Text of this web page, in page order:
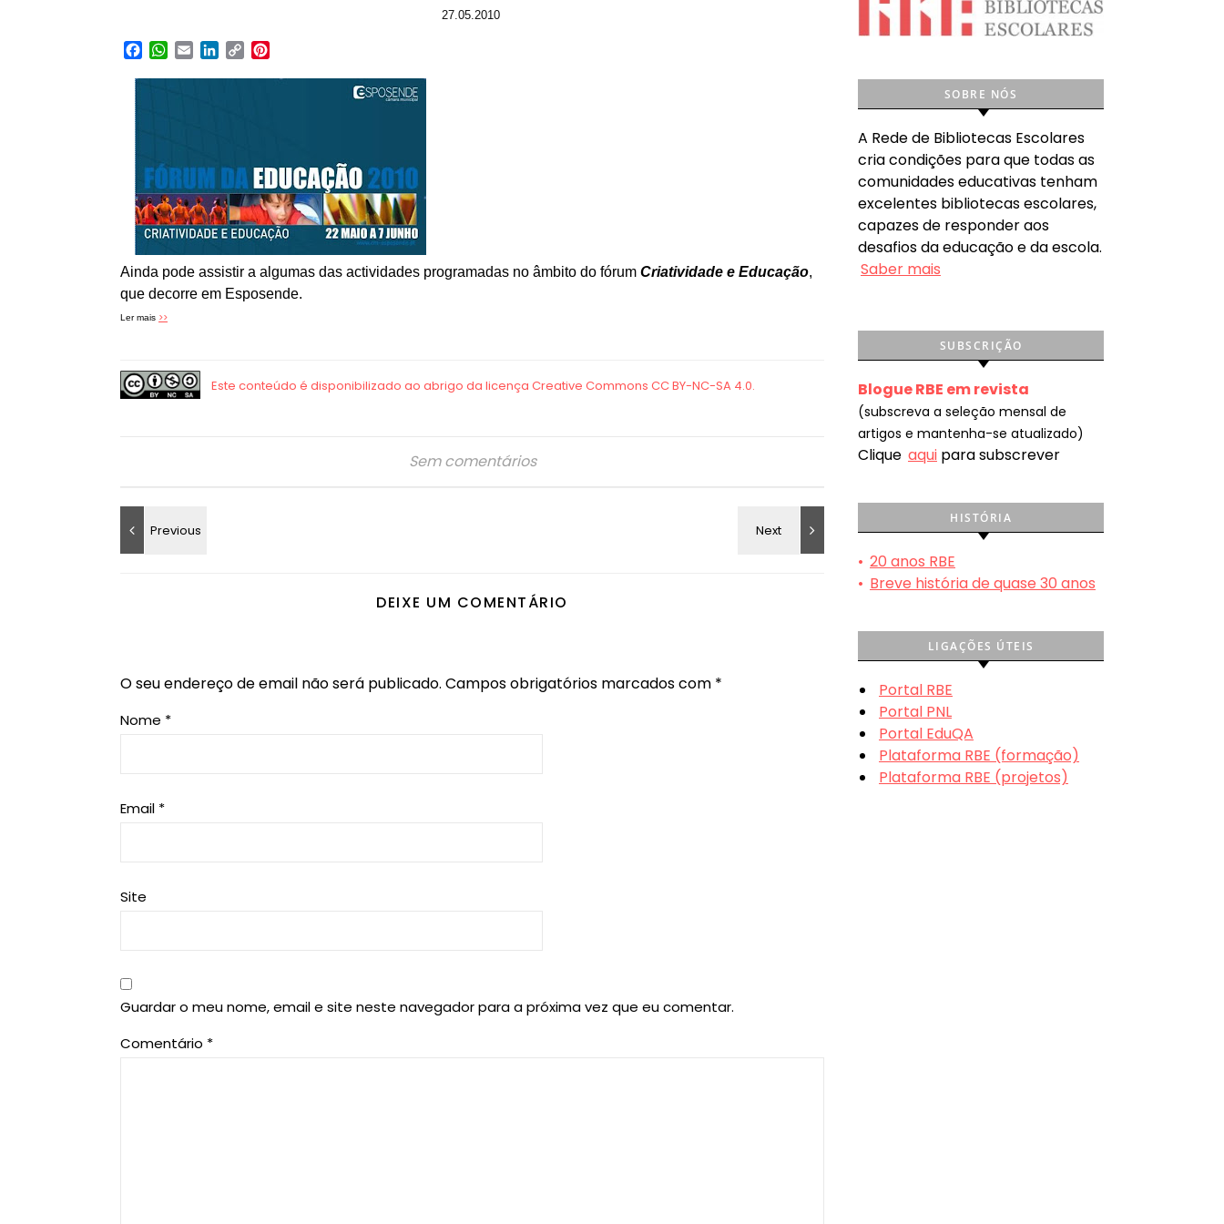
27.05.2010
Facebook
WhatsApp
EmailLinkedIn
Copy
Ainda pode assistir a algumas das actividades programadas no âmbito do fórum Criatividade e Educação,
que decorre em Esposende.
Ler mais >>
Sem comentários
DEIXE UM COMENTÁRIO
O seu endereço de email não será publicado. Campos obrigatórios marcados com *
Nome *
Email *
Site
Guardar o meu nome, email e site neste navegador para a próxima vez que eu comentar.
Comentário *
SOBRE NÓS
A Rede de Bibliotecas Escolares
cria condições para que todas as
comunidades educativas tenham
excelentes bibliotecas escolares,
capazes de responder aos
desafios da educação e da escola.
Saber mais
SUBSCRIÇÃO
Blogue RBE em revista
(subscreva a seleção mensal de
artigos e mantenha-se atualizado)
Clique aqui para subscrever
HISTÓRIA
• 20 anos RBE
• Breve história de quase 30 anos
LIGAÇÕES ÚTEIS
Portal RBE
Portal PNL
Portal EduQA
Plataforma RBE (formação)
Plataforma RBE (projetos)